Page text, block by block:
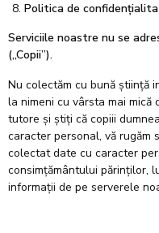
Politica de
Serviciile noastre nu se
(„Copii”).
Nu colectăm cu bună știință
la nimeni cu vârsta mai mică
tutore și știți că copiii
caracter personal, vă rugăm
colectat date cu caracter
consimțământului părinților,
informații de pe serverele